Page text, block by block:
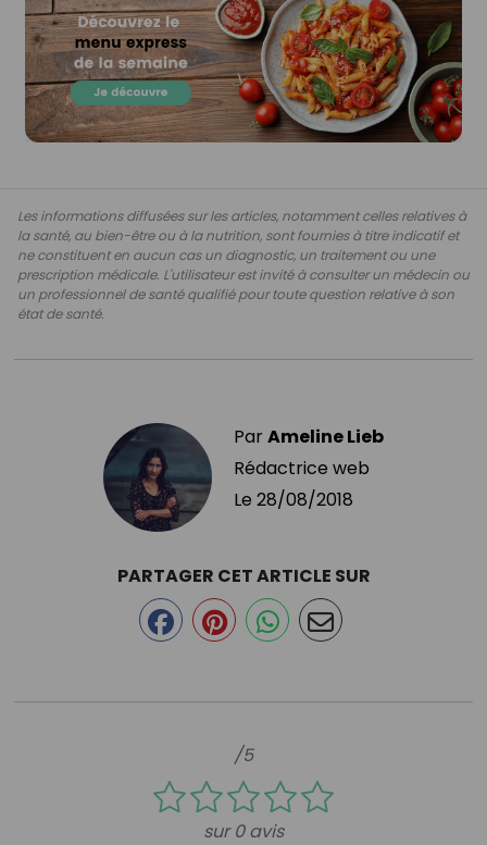
Les informations diffusées sur les articles, notamment celles relatives à
la santé, au bien-être ou à la nutrition, sont fournies à titre indicatif et
ne constituent en aucun cas un diagnostic, un traitement ou une
prescription médicale. L'utilisateur est invité à consulter un médecin ou
un professionnel de santé qualifié pour toute question relative à son
état de santé.
ParAmeline Lieb
Rédactrice web
Le 28/08/2018
/5
sur 0 avis
PARTAGER CET ARTICLE SUR